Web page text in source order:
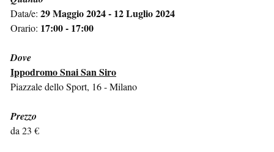
Data/e: 29 Maggio 2024 - 12 Luglio 2024
Orario: 17:00 - 17:00
Dove
Ippodromo Snai San Siro
Piazzale dello Sport, 16 - Milano
Prezzo
da 23 €